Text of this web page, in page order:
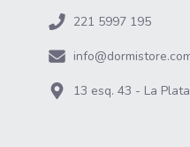
221 5997 195
13 esq. 43 - La Plata